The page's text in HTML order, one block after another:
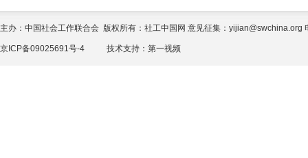
主办：中国社会工作联合会 版权所有：社工中国网 意见征集：yijian@swchina.org
京ICP备09025691号-4 技术支持： 第一视频